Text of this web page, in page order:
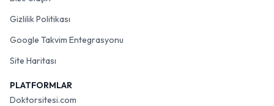
Gizlilik Politikası
Google Takvim Entegrasyonu
Site Haritası
PLATFORMLAR
Doktorsitesi.com